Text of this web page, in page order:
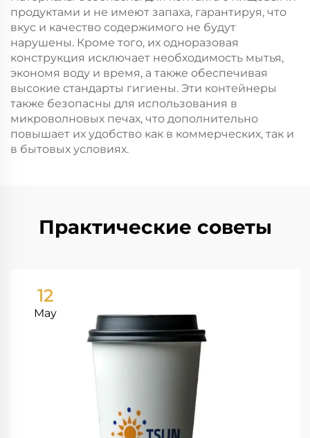
продуктами и не имеют запаха, гарантируя, что
вкус и качество содержимого не будут
нарушены. Кроме того, их одноразовая
конструкция исключает необходимость мытья,
экономя воду и время, а также обеспечивая
высокие стандарты гигиены. Эти контейнеры
также безопасны для использования в
микроволновых печах, что дополнительно
повышает их удобство как в коммерческих, так и
в бытовых условиях.
Практические советы
12
May